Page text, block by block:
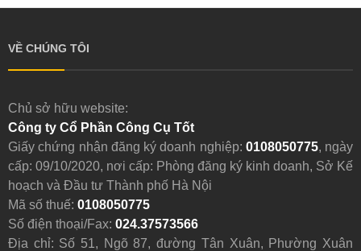
VỀ CHÚNG TÔI
Chủ sở hữu website:
Công ty Cổ Phần Công Cụ Tốt
Giấy chứng nhận đăng ký doanh nghiệp: 0108050775, ngày
cấp: 09/10/2020, nơi cấp: Phòng đăng ký kinh doanh, Sở Kế
hoạch và Đầu tư Thành phố Hà Nội
Mã số thuế: 0108050775
Số điện thoại/Fax: 024.37573566
Địa chỉ: Số 51, Ngõ 87, đường Tân Xuân, Phường Xuân